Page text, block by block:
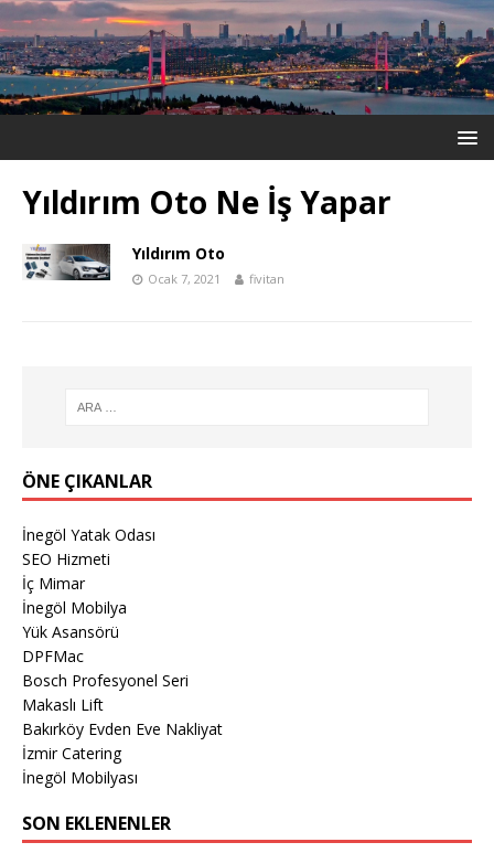
Yıldırım Oto Ne İş Yapar
Yıldırım Oto
Ocak 7, 2021 fivitan
ÖNE ÇIKANLAR
İnegöl Yatak Odası
SEO Hizmeti
İç Mimar
İnegöl Mobilya
Yük Asansörü
DPFMac
Bosch Profesyonel Seri
Makaslı Lift
Bakırköy Evden Eve Nakliyat
İzmir Catering
İnegöl Mobilyası
SON EKLENENLER